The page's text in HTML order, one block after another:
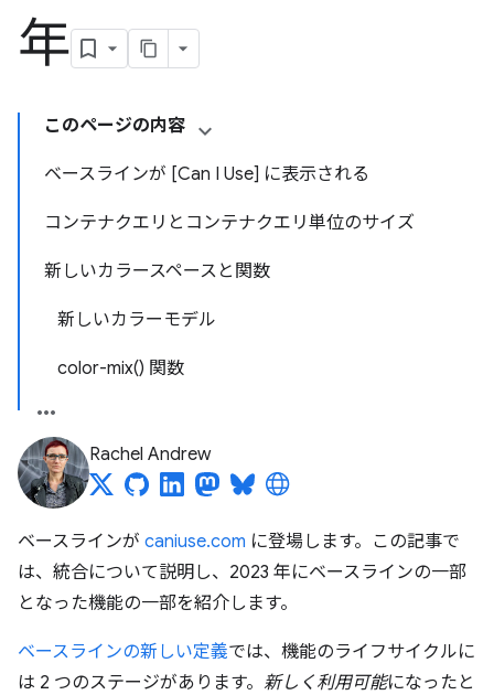
年
このページの内容
ベースラインが [Can I Use] に表示される
コンテナクエリとコンテナクエリ単位のサイズ
新しいカラースペースと関数
新しいカラーモデル
color-mix() 関数
Rachel Andrew
ベースラインが caniuse.com に登場します。この記事で
は、統合について説明し、2023 年にベースラインの一部
となった機能の一部を紹介します。
ベースラインの新しい定義では、機能のライフサイクルに
は 2 つのステージがあります。 新しく利用可能になったと